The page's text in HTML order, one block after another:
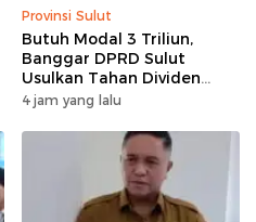
Provinsi Sulut
Butuh Modal 3 Triliun,
Banggar DPRD Sulut
Usulkan Tahan Dividen
Rp79 Miliar untuk Perkuat
4 jam yang lalu